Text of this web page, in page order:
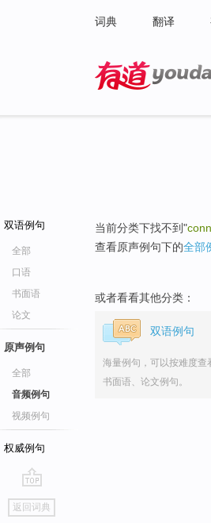
词典 翻译
双语例句
全部
口语
书面语
论文
原声例句
全部
音频例句
视频例句
权威例句
go
top
返回词典
当前分类下找不到"
查看原声例句下的全部
或者看看其他分类：
双语例句
海量例句，可以按难度查
书面语、论文例句。